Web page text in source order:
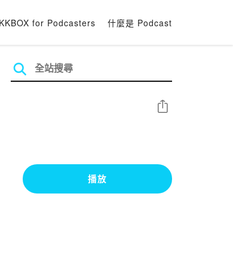
KKBOX for Podcasters 什麼是 Podcast
分享
播放